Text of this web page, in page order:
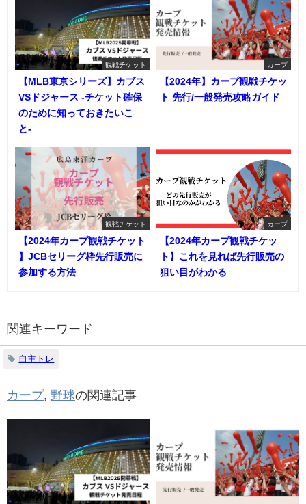
観戦チケット
【MLB東京シリーズ】カブス
VSドジャース -チケット確保
のために知っておきたいこ
と-
カープ
【2024年】カープ観戦チケッ
ト 先行/一般発売攻略ガイド
観戦チケット
【2024年カープ観戦チケット
】JCBセリーグ枠先行販売に
参加する方法
カープ
【2024年カープ観戦チケッ
ト】これを見れば先行販売の
狙い目がわかる
関連キーワード
自主トレ
カープ, 野球の関連記事